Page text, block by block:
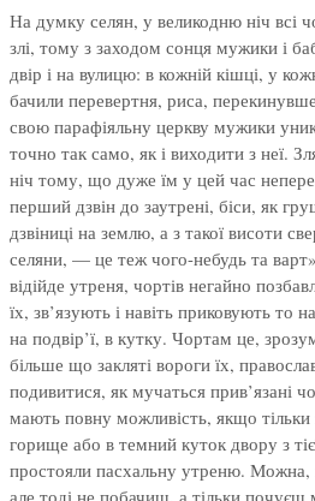
На думку селян, у великодню ніч всі
злі, тому з заходом сонця мужики і
двір і на вулицю: в кожній кішці, у
бачили перевертня, риса,
свою парафіяльну церкву мужики
точно так само, як і виходити з неї.
ніч тому, що дуже їм у цей час
перший дзвін до заутрені, біси, як
дзвіниці на землю, а з такої висоти
селяни, — це теж чого-небудь та
відійде утреня, чортів негайно
їх, зв’язують і навіть приковують то
на подвір’ї, в кутку. Чортам це,
більше що закляті вороги їх,
подивитися, як мучаться прив’язані
мають повну можливість, якщо
горище або в темний куток двору з
простояли пасхальну утреню. Можна,